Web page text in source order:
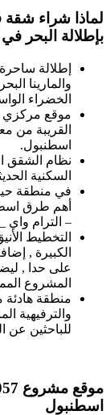
بإطلالة البحر
إطلالة
والمارينا
الخضراء
موقع مركزي
القريبة من
اسطنبول.
نظام الشقق
السكنية
في منطقة
أهم طرق
– الترام واي
التخطيط
الكبيرة ,
على حدا ,
المشروع
منطقة هادئة
والترفيهية
للباحثين عن
موقع مشروع
اسطنبول